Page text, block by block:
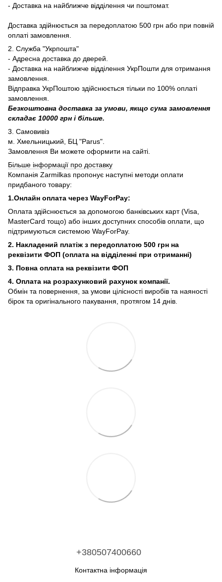
- Доставка на найближче відділення чи поштомат.
Доставка здійнюється за передоплатою 500 грн або при повній
оплаті замовлення.
2. Служба "Укрпошта"
- Адресна доставка до дверей.
- Доставка на найближче відділення УкрПошти для отримання
замовлення.
Відправка УкрПоштою здійснюється тільки по 100% оплаті
замовлення.
Безкоштовна доставка за умови, якщо сума замовлення
складає 10000 грн і більше.
3. Самовивіз
м. Хмельницький, БЦ "Parus".
Замовлення Ви можете оформити на сайті.
Більше інформації про доставку
Компанія Zarmilkas пропонує наступні методи оплати
придбаного товару:
1.Онлайн оплата через WayForPay:
Оплата здійснюється за допомогою банківських карт (Visa,
MasterCard тощо) або інших доступних способів оплати, що
підтримуються системою WayForPay.
2. Накладений платіж з передоплатою 500 грн на
реквізити ФОП (оплата на відділенні при отриманні)
3. Повна оплата на реквізити ФОП
4. Оплата на розрахунковий рахунок компанії.
Обмін та повернення, за умови цілісності виробів та наяності
бірок та оригінального пакування, протягом 14 днів.
+380507400660
Контактна інформація